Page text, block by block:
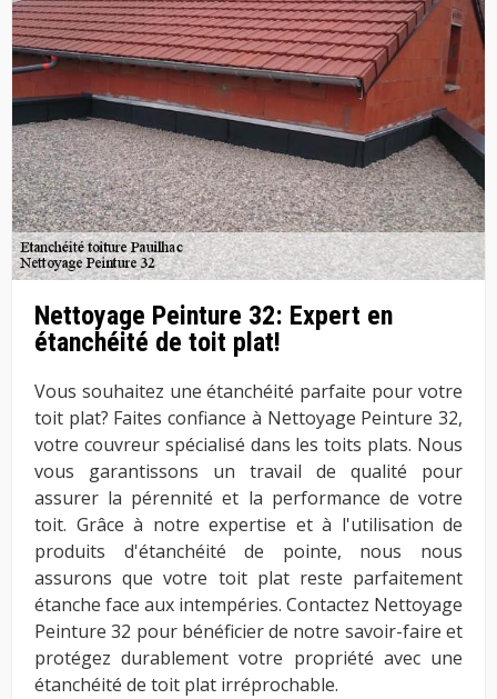
Nettoyage Peinture 32: Expert en
étanchéité de toit plat!
Vous souhaitez une étanchéité parfaite pour votre
toit plat? Faites confiance à Nettoyage Peinture 32,
votre couvreur spécialisé dans les toits plats. Nous
vous garantissons un travail de qualité pour
assurer la pérennité et la performance de votre
toit. Grâce à notre expertise et à l'utilisation de
produits d'étanchéité de pointe, nous nous
assurons que votre toit plat reste parfaitement
étanche face aux intempéries. Contactez Nettoyage
Peinture 32 pour bénéficier de notre savoir-faire et
protégez durablement votre propriété avec une
étanchéité de toit plat irréprochable.